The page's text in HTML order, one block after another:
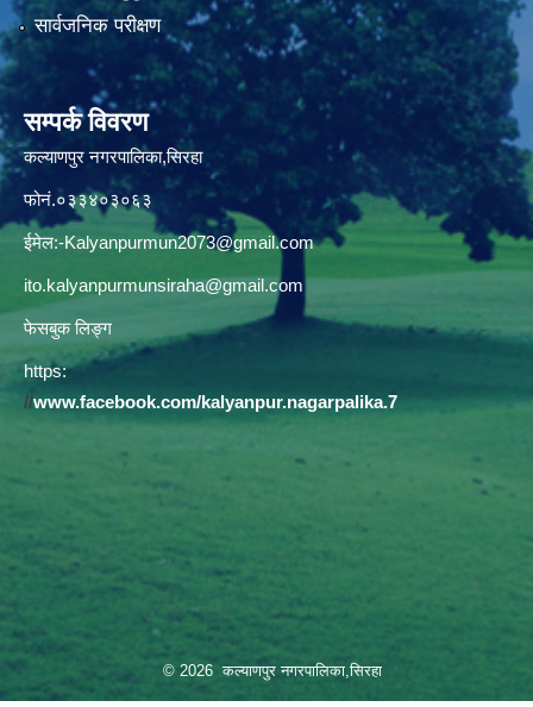
सार्वजनिक परीक्षण
सम्पर्क विवरण
कल्याणपुर नगरपालिका,सिरहा
फोनं.०३३४०३०६३
ईमेल:-Kalyanpurmun2073@gmail.com
ito.kalyanpurmunsiraha@gmail.com
फेसबुक लिङ्ग
https:
//www.facebook.com/kalyanpur.nagarpalika.7
© 2026 कल्याणपुर नगरपालिका,सिरहा